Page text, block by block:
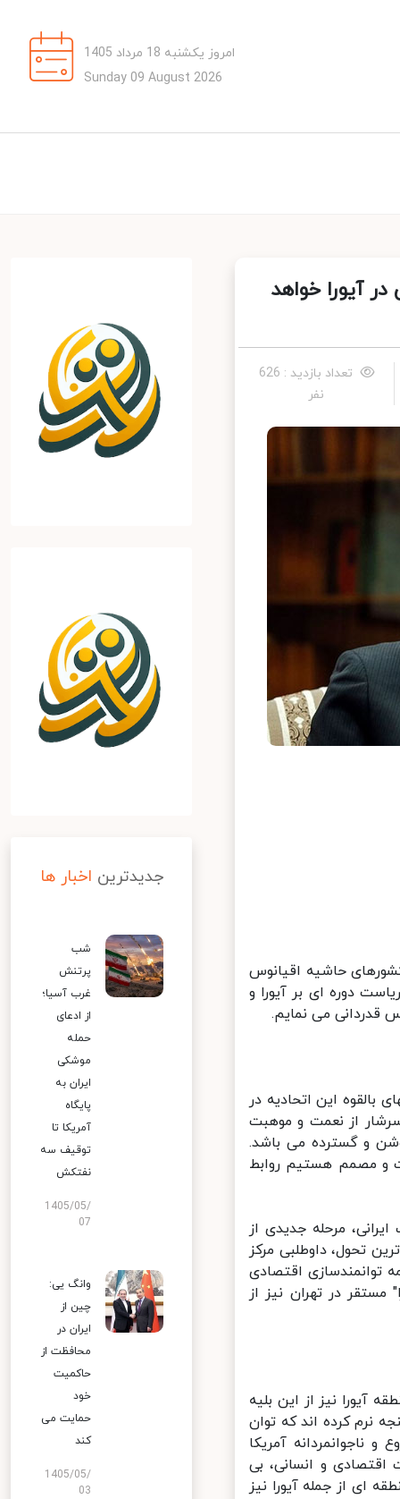
امروز یکشنبه 18 مرداد 1405
Sunday 09 August 2026
آیورا خواهد
تعداد بازدید : 626
نفر
حاشیه اقیانوس
دوره ای بر آیورا و
می نمایم.
این اتحادیه در
از نعمت و موهبت
و گسترده می باشد.
مصمم هستیم روابط
مرحله جدیدی از
تحول، داوطلبی مرکز
اقتصادی
در تهران نیز از
آیورا نیز از این بلیه
نرم کرده اند که توان
آمریکا
و انسانی، بی
ای از جمله آیورا نیز
جدیدترین اخبار ها
شب
پرتنش
غرب آسیا؛
از ادعای
حمله
موشکی
ایران به
پایگاه
آمریکا تا
توقیف سه
نفتکش
1405/05/
07
وانگ یی:
چین از
ایران در
محافظت از
حاکمیت
خود
حمایت می
کند
1405/05/
03